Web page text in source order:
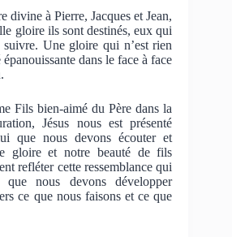
divine à Pierre, Jacques et Jean,
gloire ils sont destinés, eux qui
Une gloire qui n’est rien
dans le face à face
Fils bien-aimé du Père dans la
Jésus nous est présenté
que nous devons écouter et
gloire et notre beauté de fils
refléter cette ressemblance qui
nous devons développer
ce que nous faisons et ce que